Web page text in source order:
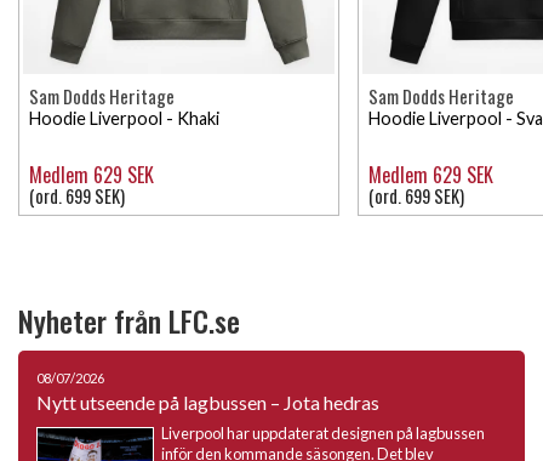
Sam Dodds Heritage
Hoodie Liverpool - Khaki
Medlem 629 SEK
(ord. 699 SEK)
Sam Dodds Heritage
Hoodie Liverpool -
Medlem 629 SEK
(ord. 699 SEK)
Nyheter från LFC.se
08/07/2026
Nytt utseende på lagbussen – Jota hedras
Liverpool har uppdaterat designen på lagbussen
inför den kommande säsongen. Det blev